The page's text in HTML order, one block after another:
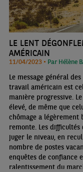
LE LENT
AMÉRICAIN
11/04/2023 • Par Hélène
Le message général
travail américain est
manière progressive.
élevé, de même que
chômage a légèrement
remonte. Les
juger le niveau, en
nombre de postes
enquêtes de confiance
ralentissement du